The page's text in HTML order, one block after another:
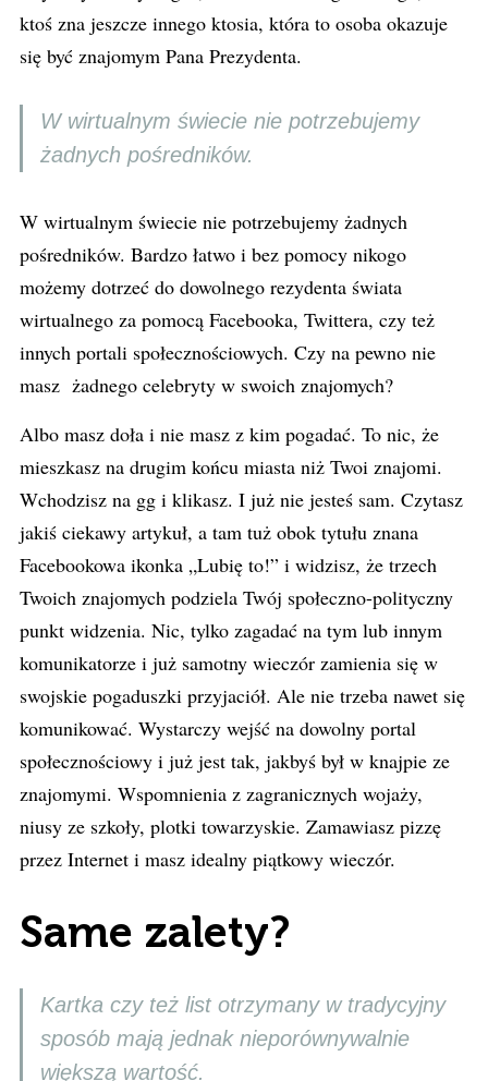
ktoś zna jeszcze innego ktosia, która to osoba okazuje
się być znajomym Pana Prezydenta.
W wirtualnym świecie nie potrzebujemy
żadnych pośredników.
W wirtualnym świecie nie potrzebujemy żadnych
pośredników. Bardzo łatwo i bez pomocy nikogo
możemy dotrzeć do dowolnego rezydenta świata
wirtualnego za pomocą Facebooka, Twittera, czy też
innych portali społecznościowych. Czy na pewno nie
masz żadnego celebryty w swoich znajomych?
Albo masz doła i nie masz z kim pogadać. To nic, że
mieszkasz na drugim końcu miasta niż Twoi znajomi.
Wchodzisz na gg i klikasz. I już nie jesteś sam. Czytasz
jakiś ciekawy artykuł, a tam tuż obok tytułu znana
Facebookowa ikonka „Lubię to!” i widzisz, że trzech
Twoich znajomych podziela Twój społeczno-polityczny
punkt widzenia. Nic, tylko zagadać na tym lub innym
komunikatorze i już samotny wieczór zamienia się w
swojskie pogaduszki przyjaciół. Ale nie trzeba nawet się
komunikować. Wystarczy wejść na dowolny portal
społecznościowy i już jest tak, jakbyś był w knajpie ze
znajomymi. Wspomnienia z zagranicznych wojaży,
niusy ze szkoły, plotki towarzyskie. Zamawiasz pizzę
przez Internet i masz idealny piątkowy wieczór.
Same zalety?
Kartka czy też list otrzymany w tradycyjny
sposób mają jednak nieporównywalnie
większą wartość.